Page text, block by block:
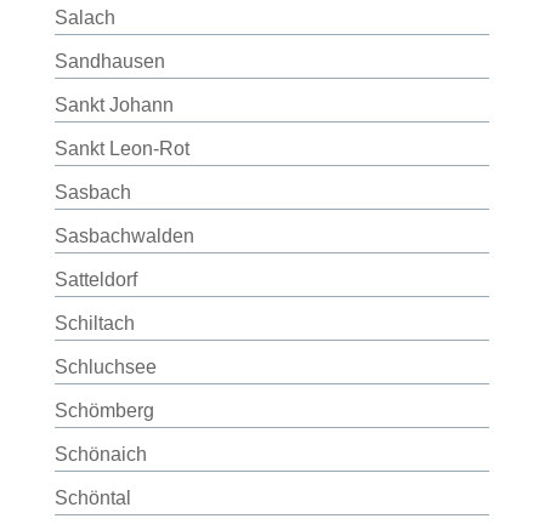
Salach
Sandhausen
Sankt Johann
Sankt Leon-Rot
Sasbach
Sasbachwalden
Satteldorf
Schiltach
Schluchsee
Schömberg
Schönaich
Schöntal